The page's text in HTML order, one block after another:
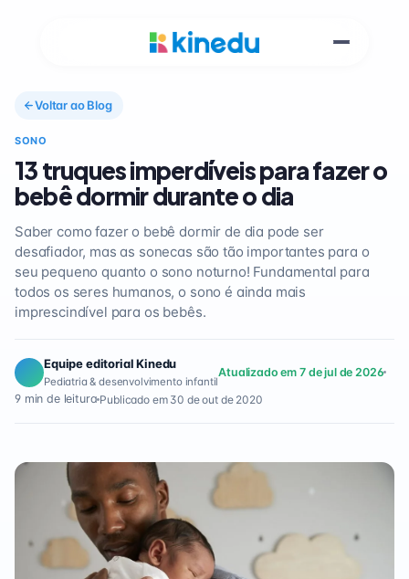
Voltar ao Blog
SONO
13 truques imperdíveis para fazer o
bebê dormir durante o dia
Saber como fazer o bebê dormir de dia pode ser
desafiador, mas as sonecas são tão importantes para o
seu pequeno quanto o sono noturno! Fundamental para
todos os seres humanos, o sono é ainda mais
imprescindível para os bebês.
Equipe editorial Kinedu
Pediatria & desenvolvimento infantil
Atualizado em 7 de jul de 2026
9 min de leitura Publicado em 30 de out de 2020